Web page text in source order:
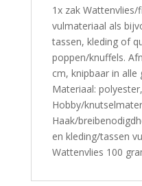
1x zak
vulmateriaal als
tassen, kleding of
poppen/knuffels.
cm, knipbaar in alle
Materiaal:
Hobby/
Haak/
en kleding/tassen
Wattenvlies 100